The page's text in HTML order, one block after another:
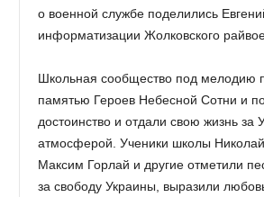
о военной службе поделились
информатизации Жолковского
Школьная сообщество под мелодию
памятью Героев Небесной Сотни и
достоинство и отдали свою жизнь за
атмосферой. Ученики школы
Максим Горлай и другие отметили
за свободу Украины, выразили